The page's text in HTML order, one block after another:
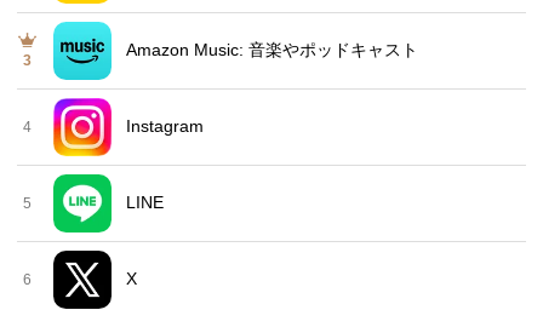
3
Amazon Music: 音楽やポッドキャスト
4 Instagram
5 LINE
6 X